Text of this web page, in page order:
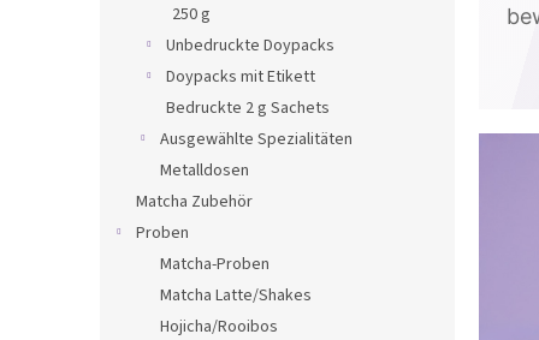
250 g
Unbedruckte Doypacks
Doypacks mit Etikett
Bedruckte 2 g Sachets
Ausgewählte Spezialitäten
Metalldosen
Matcha Zubehör
Proben
Matcha-Proben
Matcha Latte/Shakes
Hojicha/Rooibos